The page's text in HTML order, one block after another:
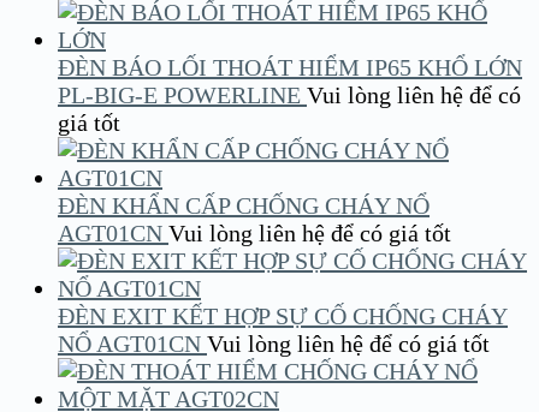
ĐÈN BÁO LỐI THOÁT HIỂM IP65 KHỔ LỚN
PL-BIG-E POWERLINE Vui lòng liên hệ để có
giá tốt
ĐÈN KHẨN CẤP CHỐNG CHÁY NỔ
AGT01CN Vui lòng liên hệ để có giá tốt
ĐÈN EXIT KẾT HỢP SỰ CỐ CHỐNG CHÁY
NỔ AGT01CN Vui lòng liên hệ để có giá tốt